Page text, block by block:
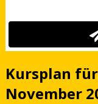
Kursplan
November